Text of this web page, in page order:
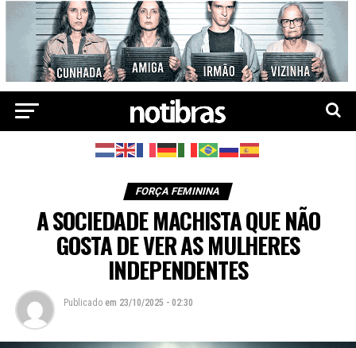
FORÇA FEMININA
A SOCIEDADE MACHISTA QUE NÃO
GOSTA DE VER AS MULHERES
INDEPENDENTES
Publicado em 23/10/2025 - 02:30